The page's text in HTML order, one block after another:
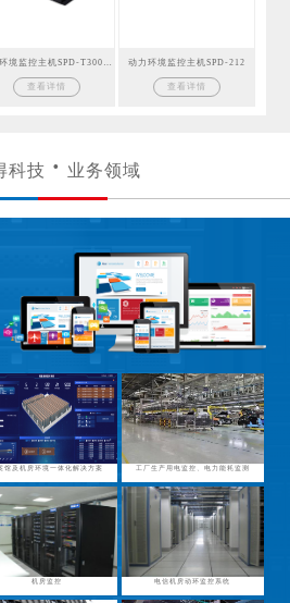
查看详情
动力环境监控主机SPD-212
查看详情
科技 业务领域
馆及机房环境一体化解决方案 工厂生产用电监控、电力能耗监测
机房监控 电信机房动环监控系统